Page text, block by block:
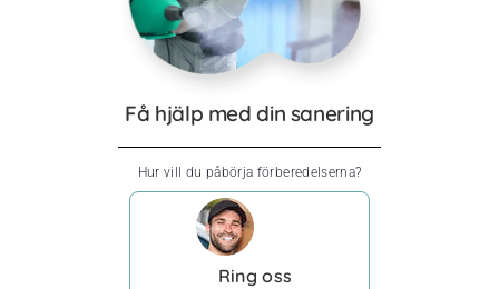
Få hjälp med din sanering
Hur vill du påbörja förberedelserna?
Ring oss